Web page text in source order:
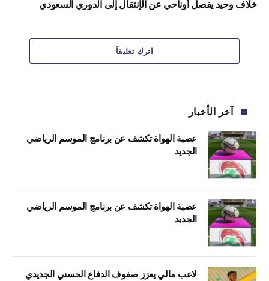
خلاف وحيد يفصل أوناحي عن الإنتقال إلى الدوري السعودي
اترك تعليقاً
آخر الأخبار
عصبة الهواة تكشف عن برنامج الموسم الرياضي
الجديد
عصبة الهواة تكشف عن برنامج الموسم الرياضي
الجديد
لاعب مالي يعزز صفوف الدفاع الحسني الجديدي